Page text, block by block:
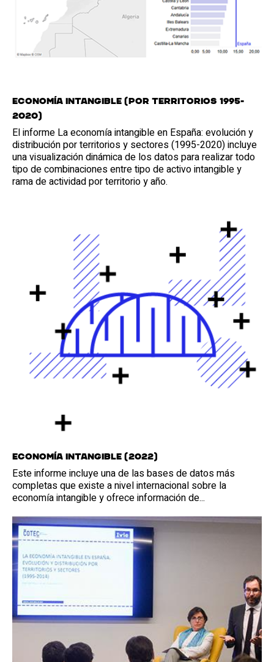
Economía Intangible (por territorios 1995-
2020)
El informe La economía intangible en España: evolución y
distribución por territorios y sectores (1995-2020) incluye
una visualización dinámica de los datos para realizar todo
tipo de combinaciones entre tipo de activo intangible y
rama de actividad por territorio y año.
Economía Intangible (2022)
Este informe incluye una de las bases de datos más
completas que existe a nivel internacional sobre la
economía intangible y ofrece información de...